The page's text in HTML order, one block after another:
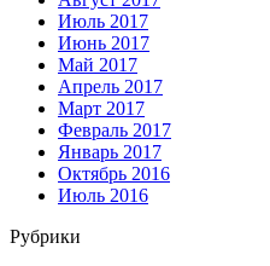
Июль 2017
Июнь 2017
Май 2017
Апрель 2017
Март 2017
Февраль 2017
Январь 2017
Октябрь 2016
Июль 2016
Рубрики